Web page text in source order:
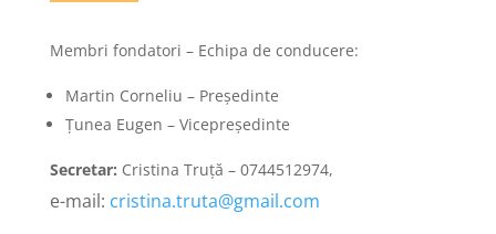
Membri fondatori – Echipa de conducere:
Martin Corneliu – Preşedinte
Ţunea Eugen – Vicepreşedinte
Secretar: Cristina Truță – 0744512974,
e-mail: cristina.truta@gmail.com